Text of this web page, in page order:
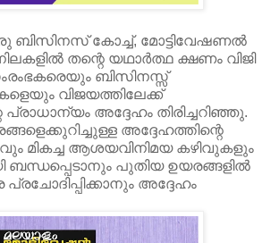
ബിസിനസ് കോച്ച്, മോട്ടിവേഷണൽ
തന്റെ യഥാർത്ഥ ക്ഷണം വിജി
ബിസിനസ്സ്
വിജയത്തിലേക്ക്
പ്രാധാന്യം അദ്ദേഹം തിരിച്ചറിഞ്ഞു.
അദ്ദേഹത്തിന്റെ
മികച്ച ആശയവിനിമയ കഴിവുകളും
ബന്ധപ്പെടാനും പുതിയ ഉയരങ്ങളിൽ
അദ്ദേഹം